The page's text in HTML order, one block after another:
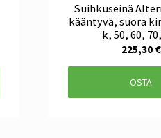
Suihkuseinä
kääntyvä, suora
k, 50, 60,
225,30 €
OSTA